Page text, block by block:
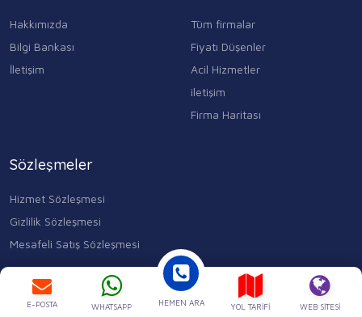
Hakkımızda
Bilgi Bankası
İletişim
Tüm firmalar
Fiyatı Düşenler
Acil Hizmetler
iletişim
Firma Haritası
Sözleşmeler
Hizmet Sözleşmesi
Gizlilik Sözleşmesi
Mesafeli Satış Sözleşmesi
Kocasinan Merkez, Mahmutbey Cd. No:353 D:1, 34400 Bahçelievler/
İstanbul
0543 315 17 84
E-POSTA WHATSAPP HEMEN ARA YOL TARIFI WEB SITESI